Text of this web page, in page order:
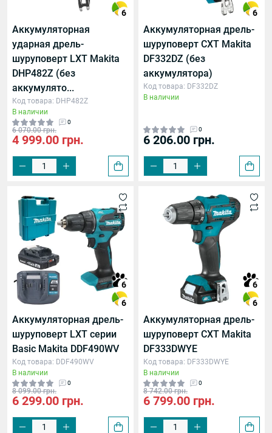
Impact
6
Аккумуляторная
ударная дрель-
шуруповерт LXT Makita
DHP482Z (без
аккумулято...
Код товара: DHP482Z
В наличии
0
6 070.00 грн.
4 999.00 грн.
6
Аккумуляторная дрель-
шуруповерт CXT Makita
DF332DZ (без
аккумулятора)
Код товара: DF332DZ
В наличии
0
6 206.00 грн.
6
6
Аккумуляторная дрель-
шуруповерт LXT серии
Basic Makita DDF490WV
Код товара: DDF490WV
В наличии
0
8 099.00 грн.
6 299.00 грн.
6
6
Аккумуляторная дрель-
шуруповерт CXT Makita
DF333DWYE
Код товара: DF333DWYE
В наличии
0
8 742.00 грн.
6 799.00 грн.